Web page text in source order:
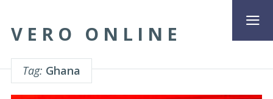
VERO ONLINE
Tag: Ghana